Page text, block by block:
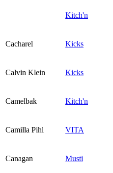
Kitch'n
Cacharel Kicks
Calvin Klein Kicks
Camelbak Kitch'n
Camilla Pihl VITA
Canagan Musti